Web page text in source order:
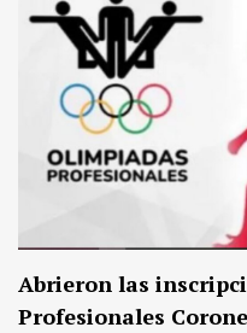
Abrieron las
Profesionales